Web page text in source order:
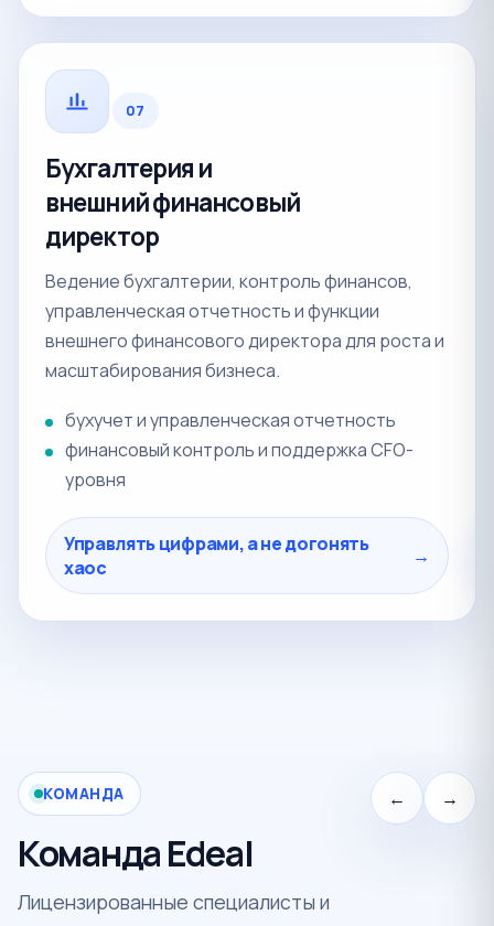
07
Бухгалтерия и
внешний финансовый
директор
Ведение бухгалтерии, контроль финансов,
управленческая отчетность и функции
внешнего финансового директора для роста и
масштабирования бизнеса.
бухучет и управленческая отчетность
финансовый контроль и поддержка CFO-
уровня
Управлять цифрами, а не догонять
хаос
→
КОМАНДА
Команда Edeal
Лицензированные специалисты и
← →